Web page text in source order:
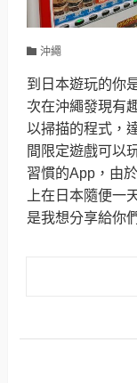
沖繩
到日本遊玩的你
次在沖繩發現有
以掃描的程式，
間限定遊戲可以
習慣的App，由
上在日本隨便一
是我想分享給你